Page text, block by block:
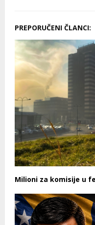
PREPORUČENI ČLANCI:
Milioni za komisije u